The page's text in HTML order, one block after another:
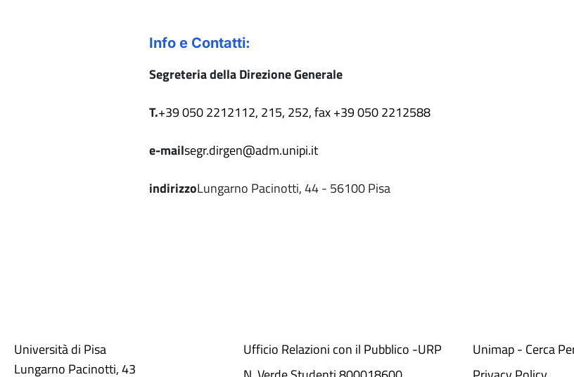
Info e Contatti:
Segreteria della Direzione Generale
T.+39 050 2212112, 215, 252, fax +39 050 2212588
e-mailsegr.dirgen@adm.unipi.it
indirizzoLungarno Pacinotti, 44 - 56100 Pisa
Università di Pisa
Lungarno Pacinotti, 43
Ufficio Relazioni con il Pubblico -URP
Unimap - Cerca